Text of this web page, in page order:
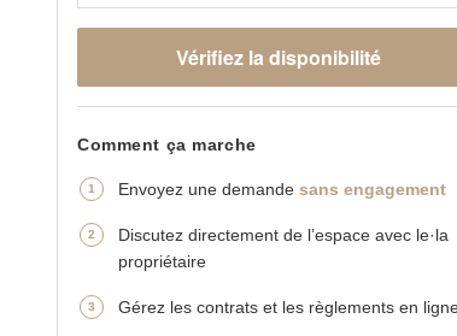
Vérifiez la disponibilité
Comment ça marche
Envoyez une demandesans engagement
Discutez directement de l’espace avec le·la
propriétaire
Gérez les contrats et les règlements en